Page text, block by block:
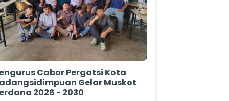
Cabor Pergatsi Kota
Gelar Muskot
2026 - 2030